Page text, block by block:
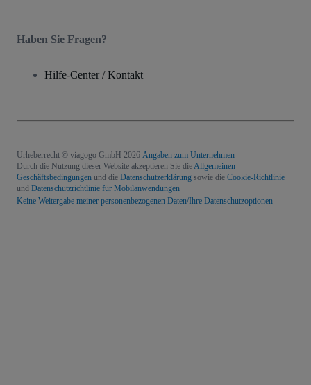
Haben Sie Fragen?
Hilfe-Center / Kontakt
Urheberrecht © viagogo GmbH 2026 Angaben zum Unternehmen
Durch die Nutzung dieser Website akzeptieren Sie dieAllgemeinen
Geschäftsbedingungen und die Datenschutzerklärung sowie die Cookie-Richtlinie
und Datenschutzrichtlinie für Mobilanwendungen
Keine Weitergabe meiner personenbezogenen Daten/Ihre Datenschutzoptionen